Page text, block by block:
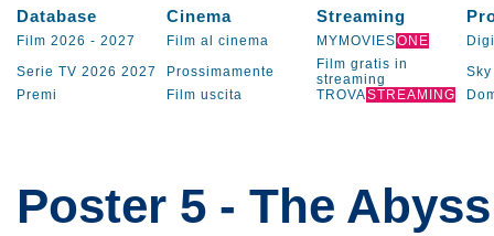
Database Cinema Streaming
Film 2026 - 2027 Film al cinema MYMOVIESONE
Serie TV 2026 2027 Prossimamente
Film gratis in
streaming
Sky
Premi
Film uscita TROVASTREAMING
Poster 5 - The Abyss